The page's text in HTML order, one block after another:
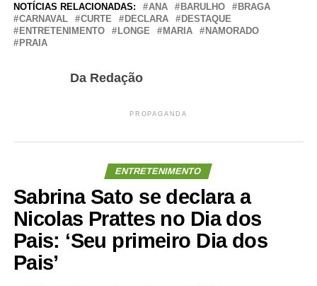
NOTÍCIAS RELACIONADAS: ANA BARULHO
BRAGA
CARNAVAL
CURTE DECLARA
DESTAQUE
ENTRETENIMENTO
LONGE MARIA
NAMORADO
PRAIA
Da Redação
PROPAGANDA
ENTRETENIMENTO
Sabrina Sato se declara a
Nicolas Prattes no Dia dos
Pais: ‘Seu primeiro Dia dos
Pais’